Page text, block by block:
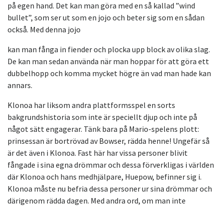
på egen hand. Det kan man göra med en så kallad ”wind
bullet”, som ser ut som en jojo och beter sig som en sådan
också. Med denna jojo
kan man fånga in fiender och plocka upp block av olika slag.
De kan man sedan använda när man hoppar för att göra ett
dubbelhopp och komma mycket högre än vad man hade kan
annars.
Klonoa har liksom andra plattformsspel en sorts
bakgrundshistoria som inte är speciellt djup och inte på
något sätt engagerar. Tänk bara på Mario-spelens plott:
prinsessan är bortrövad av Bowser, rädda henne! Ungefär så
är det även i Klonoa. Fast här har vissa personer blivit
fångade i sina egna drömmar och dessa förverkligas i världen
där Klonoa och hans medhjälpare, Huepow, befinner sig i.
Klonoa måste nu befria dessa personer ur sina drömmar och
därigenom rädda dagen. Med andra ord, om man inte